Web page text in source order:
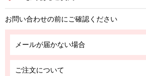
お問い合わせの前にご確認ください
メールが届かない場合
ご注文について